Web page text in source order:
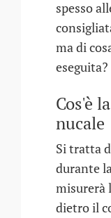
spesso
ma di
eseguita?
Cos'è
nucale
Si tratta
durante
misurerà
dietro il